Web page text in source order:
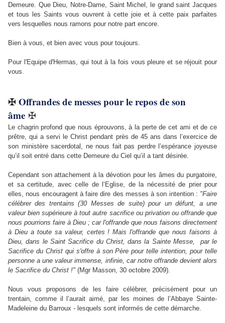
Demeure. Que Dieu, Notre-Dame, Saint Michel, le grand saint Jacques
et tous les Saints vous ouvrent à cette joie et à cette paix parfaites
vers lesquelles nous ramons pour notre part encore.
Bien à vous, et bien avec vous pour toujours.
Pour l'Equipe d'Hermas, qui tout à la fois vous pleure et se réjouit pour
vous.
✠ Offrandes de messes pour le repos de son
âme ✠
Le chagrin profond que nous éprouvons, à la perte de cet ami et de ce
prêtre, qui a servi le Christ pendant près de 45 ans dans l’exercice de
son ministère sacerdotal, ne nous fait pas perdre l’espérance joyeuse
qu’il soit entré dans cette Demeure du Ciel qu’il a tant désirée.
Cependant son attachement à la dévotion pour les âmes du purgatoire,
et sa certitude, avec celle de l’Eglise, de la nécessité de prier pour
elles, nous encouragent à faire dire des messes à son intention : "Faire
célébrer des trentains (30 Messes de suite) pour un défunt, a une
valeur bien supérieure à tout autre sacrifice ou privation ou offrande que
nous pourrions faire à Dieu ; car l'offrande que nous faisons directement
à Dieu a toute sa valeur, certes ! Mais l'offrande que nous faisons à
Dieu, dans le Saint Sacrifice du Christ, dans la Sainte Messe, par le
Sacrifice du Christ qui s'offre à son Père pour telle intention, pour telle
personne a une valeur immense, infinie, car notre offrande devient alors
le Sacrifice du Christ !" (Mgr Masson, 30 octobre 2009).
Nous vous proposons de les faire célébrer, précisément pour un
trentain, comme il l’aurait aimé, par les moines de l’Abbaye Sainte-
Madeleine du Barroux - lesquels sont informés de cette démarche.